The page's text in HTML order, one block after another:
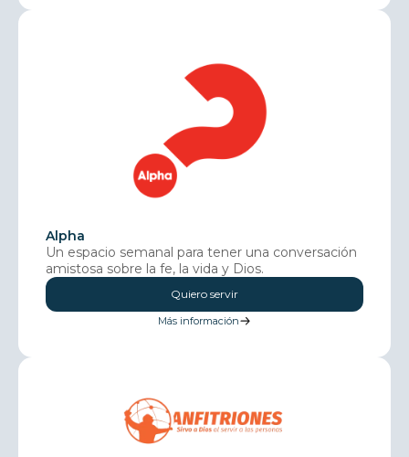
Alpha
Un espacio semanal para tener una conversación
amistosa sobre la fe, la vida y Dios.
Quiero servir
Más información